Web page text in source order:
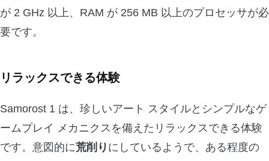
が 2 GHz 以上、RAM が 256 MB 以上のプロセッサが必
要です。
リラックスできる体験
Samorost 1 は、珍しいアート スタイルとシンプルなゲ
ームプレイ メカニクスを備えたリラックスできる体験
です。意図的に荒削り にしているようで、ある程度の